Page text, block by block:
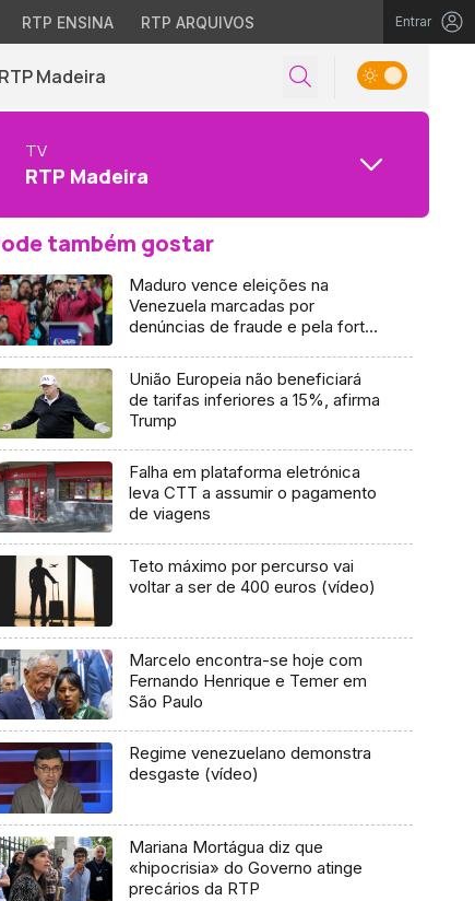
RTP ENSINA RTP ARQUIVOS Entrar
Madeira
TV
RTP Madeira
também gostar
Maduro vence eleições na
Venezuela marcadas por
denúncias de fraude e pela forte
União Europeia não beneficiará
de tarifas inferiores a 15%, afirma
Trump
Falha em plataforma eletrónica
leva CTT a assumir o pagamento
de viagens
Teto máximo por percurso vai
voltar a ser de 400 euros (vídeo)
Marcelo encontra-se hoje com
Fernando Henrique e Temer em
São Paulo
Regime venezuelano demonstra
desgaste (vídeo)
Mariana Mortágua diz que
«hipocrisia» do Governo atinge
precários da RTP